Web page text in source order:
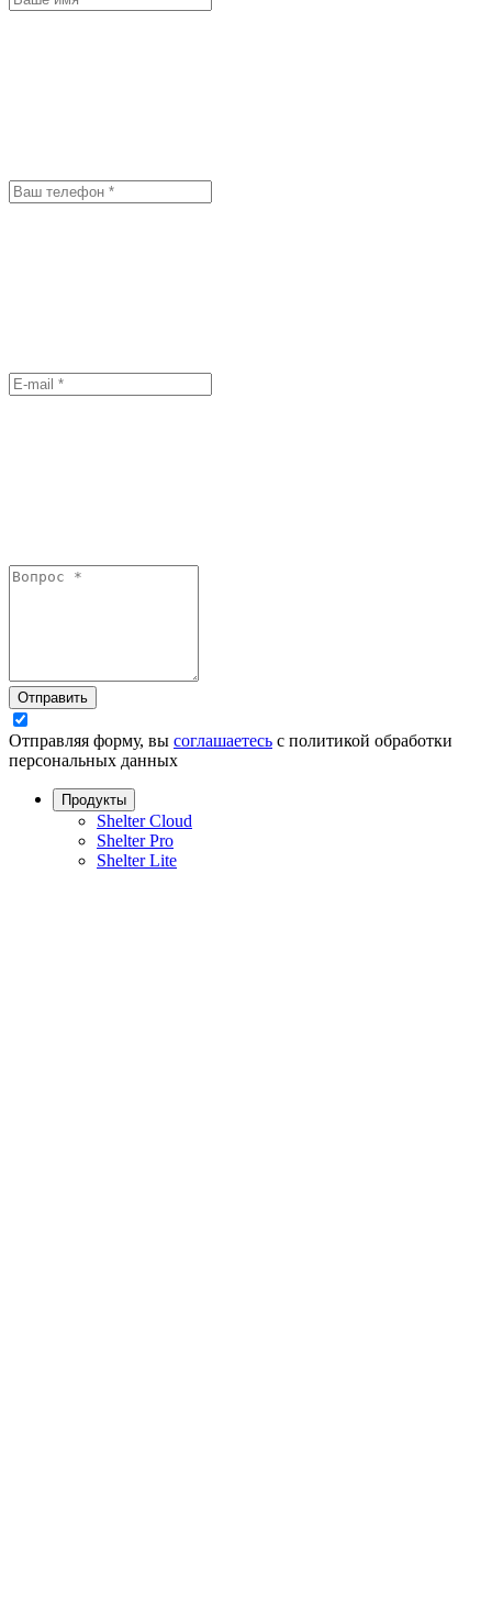
Отправить
Отправляя форму, вы соглашаетесь с политикой обработки
персональных данных
Продукты
Shelter Cloud
Shelter Pro
Shelter Lite